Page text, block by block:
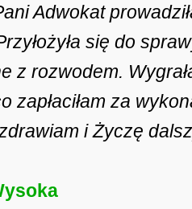
Adwokat
się do
z rozwodem.
zapłaciłam za
i Życzę